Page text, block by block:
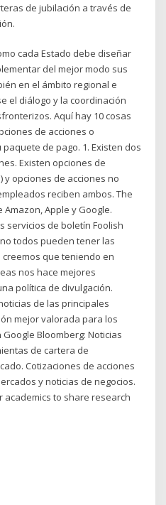
de jubilación a través de
cada Estado debe diseñar
del mejor modo sus
en el ámbito regional e
el diálogo y la coordinación
Aquí hay 10 cosas
de acciones o
de pago. 1. Existen dos
Existen opciones de
y opciones de acciones no
reciben ambos. The
Apple y Google.
servicios de boletín Foolish
todos pueden tener las
que teniendo en
nos hace mejores
política de divulgación.
de las principales
mejor valorada para los
Bloomberg: Noticias
de cartera de
Cotizaciones de acciones
y noticias de negocios.
to share research